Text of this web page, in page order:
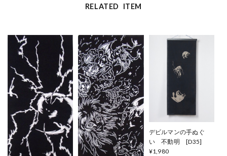
RELATED ITEM
デビルマンの手ぬぐ
い 不動明 [D35]
¥1,980